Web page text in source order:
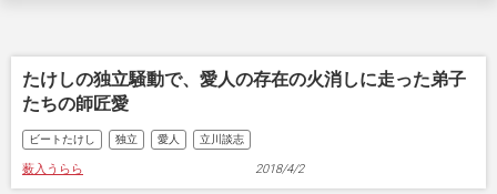
たけしの独立騒動で、愛人の存在の火消しに走った弟子
たちの師匠愛
ビートたけし 独立 愛人 立川談志
薮入うらら 2018/4/2